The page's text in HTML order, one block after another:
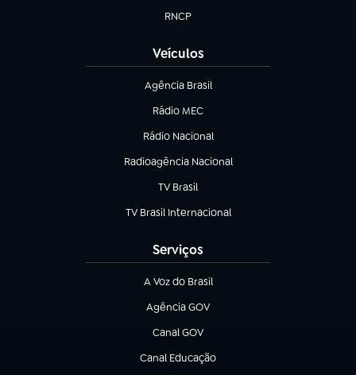
RNCP
(abre em nova aba)
Veículos
Agência Brasil
(abre em nova aba)
Rádio MEC
(abre em nova aba)
Rádio Nacional
Radioagência Nacional
(abre em nova aba)
TV Brasil
(abre em nova aba)
TV Brasil Internacional
(abre em nova aba)
Serviços
A Voz do Brasil
(abre em nova aba)
Agência GOV
(abre em nova aba)
Canal GOV
(abre em nova aba)
Canal Educação
(abre em nova aba)